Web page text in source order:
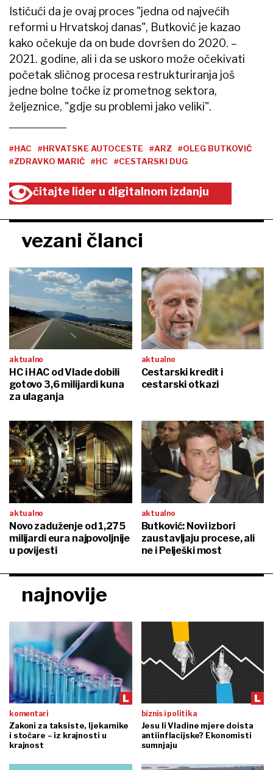
Ističući da je ovaj proces "jedna od najvećih
reformi u Hrvatskoj danas", Butković je kazao
kako očekuje da on bude dovršen do 2020. –
2021. godine, ali i da se uskoro može očekivati
početak sličnog procesa restrukturiranja još
jedne bolne točke iz prometnog sektora,
željeznice, "gdje su problemi jako veliki".
#HAC #HRVATSKE AUTOCESTE #ARZ
#OLEG BUTKOVIĆ
#ZDRAVKO MARIĆ
#HC #CESTARSKI DUG
čitajte lider u digitalnom izdanju
vezani članci
aktualno
HC i HAC od Vlade dobili
gotovo 3,6 milijardi kuna
za ulaganja
aktualno
Cestarski kredit i
cestarski otkazi
aktualno
Novo zaduženje od 1,275
milijardi eura najpovoljnije
u povijesti
aktualno
Butković: Novi izbori
zaustavljaju procese, ali
ne i Pelješki most
najnovije
komentari
Zakoni za taksiste, ljekarnike
i stočare – iz krajnosti u
krajnost
biznis i politika
Jesu li Vladine mjere doista
antiinflacijske? Ekonomisti
sumnjaju